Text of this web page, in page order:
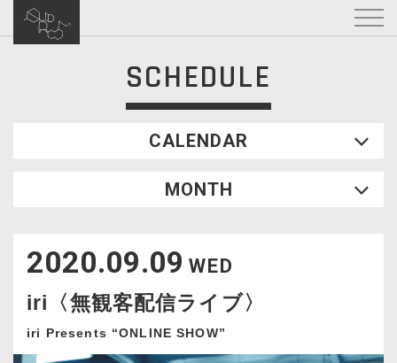
SCHEDULE
CALENDAR
WED
2
3 4 5
16
17 18 19 20
23
24 25 26
MONTH
2020.09.09 WED
iri〈無観客配信ライブ〉
iri Presents “ONLINE SHOW”